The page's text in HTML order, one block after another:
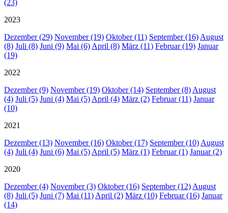
(23)
2023
Dezember (29) November (19) Oktober (11) September (16) August
(8) Juli (8) Juni (9) Mai (6) April (8) März (11) Februar (19) Januar
(19)
2022
Dezember (9) November (19) Oktober (14) September (8) August
(4) Juli (5) Juni (4) Mai (5) April (4) März (2) Februar (11) Januar
(10)
2021
Dezember (13) November (16) Oktober (17) September (10) August
(4) Juli (4) Juni (6) Mai (5) April (5) März (1) Februar (1) Januar (2)
2020
Dezember (4) November (3) Oktober (16) September (12) August
(8) Juli (5) Juni (7) Mai (11) April (2) März (10) Februar (16) Januar
(14)